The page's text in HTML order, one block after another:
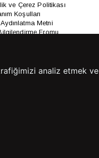
ve Çerez Politikası
Koşulları
Metni
Fromu
analiz etmek ve